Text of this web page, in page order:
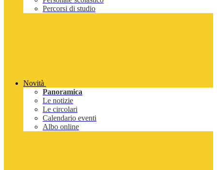
Percorsi di studio
Novità
Panoramica
Le notizie
Le circolari
Calendario eventi
Albo online